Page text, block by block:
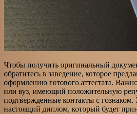
Чтобы получить оригинальный
обратитесь в заведение, которое
оформлению готового аттестата.
или вуз, имеющий положительную
подтвержденные контакты с гознаком.
настоящий диплом, который будет